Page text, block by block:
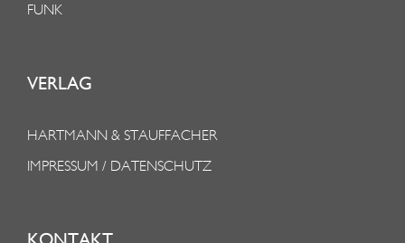
FUNK
VERLAG
HARTMANN & STAUFFACHER
IMPRESSUM / DATENSCHUTZ